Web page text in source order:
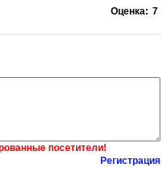
Оценка: 7
посетители!
Регистрация